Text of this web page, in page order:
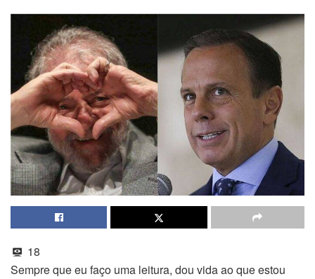
18
Sempre que eu faço uma leitura, dou vida ao que estou